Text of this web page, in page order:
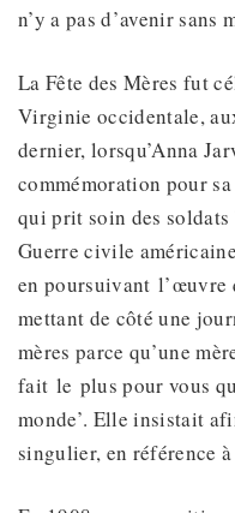
n’y a pas d’avenir sans
La Fête des Mères fut
Virginie occidentale,
dernier, lorsqu’Anna
commémoration pour
qui prit soin des soldats
Guerre civile
en poursuivant l’œuvre
mettant de côté une
mères parce qu’une
fait le plus pour vous
monde’. Elle insistait
singulier, en référence